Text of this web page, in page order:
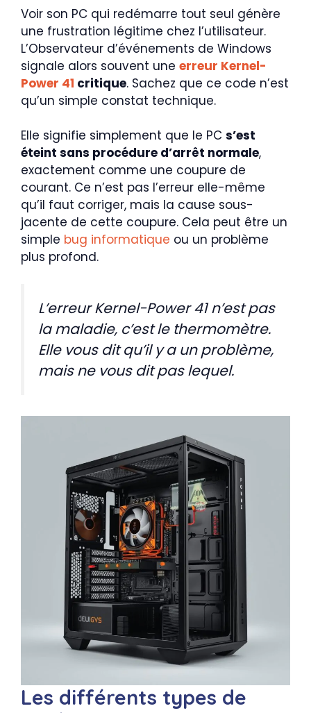
Voir son PC qui redémarre tout seul génère
une frustration légitime chez l’utilisateur.
L’Observateur d’événements de Windows
signale alors souvent une erreur Kernel-
Power 41 critique. Sachez que ce code n’est
qu’un simple constat technique.
Elle signifie simplement que le PC s’est
éteint sans procédure d’arrêt normale,
exactement comme une coupure de
courant. Ce n’est pas l’erreur elle-même
qu’il faut corriger, mais la cause sous-
jacente de cette coupure. Cela peut être un
simple bug informatique ou un problème
plus profond.
L’erreur Kernel-Power 41 n’est pas
la maladie, c’est le thermomètre.
Elle vous dit qu’il y a un problème,
mais ne vous dit pas lequel.
Les différents types de